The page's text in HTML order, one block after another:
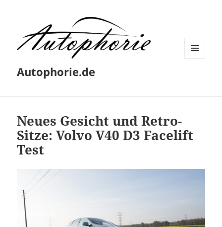
Autophorie.de
Neues Gesicht und Retro-
Sitze: Volvo V40 D3 Facelift
Test